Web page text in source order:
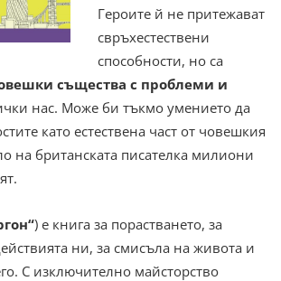
Героите й не притежават
свръхестествени
способности, но са
същества с проблеми и
нас. Може би тъкмо умението да
като естествена част от човешкия
на британската писателка милиони
) е книга за порастването, за
ни, за смисъла на живота и
С изключително майсторство